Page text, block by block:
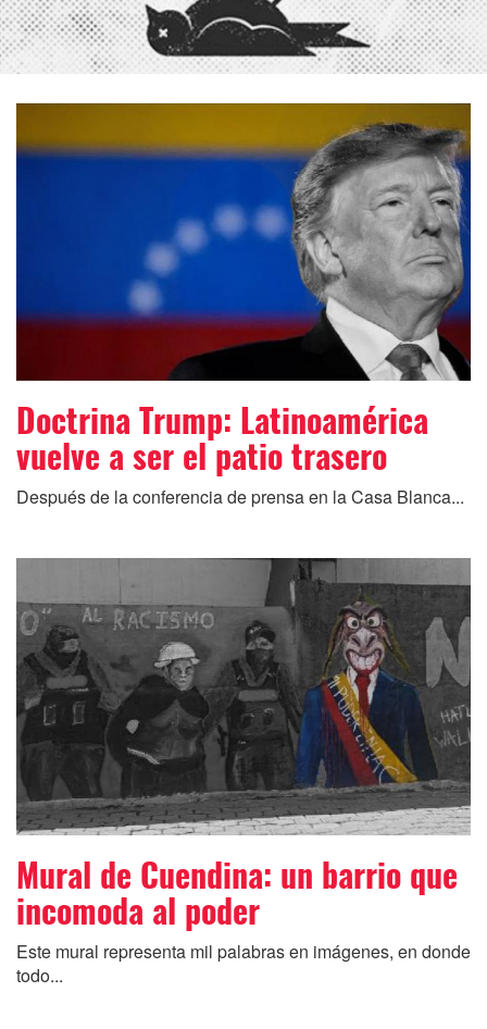
Doctrina Trump: Latinoamérica
vuelve a ser el patio trasero
Después de la conferencia de prensa en la Casa Blanca...
Mural de Cuendina: un barrio que
incomoda al poder
Este mural representa mil palabras en imágenes, en donde
todo...